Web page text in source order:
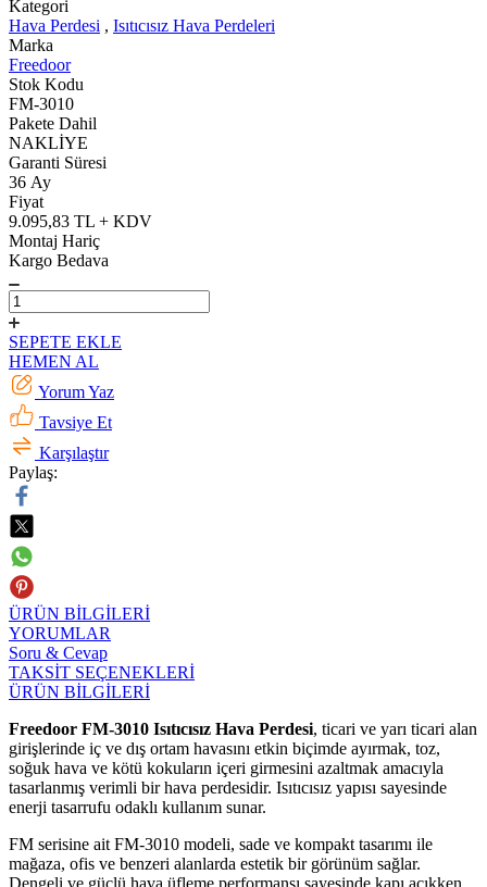
Kategori
Hava Perdesi , Isıtıcısız Hava Perdeleri
Marka
Freedoor
Stok Kodu
FM-3010
Pakete Dahil
NAKLİYE
Garanti Süresi
36 Ay
Fiyat
9.095,83 TL + KDV
Montaj Hariç
Kargo Bedava
SEPETE EKLE
HEMEN AL
Yorum Yaz
Tavsiye Et
Karşılaştır
Paylaş:
ÜRÜN BİLGİLERİ
YORUMLAR
Soru & Cevap
TAKSİT SEÇENEKLERİ
ÜRÜN BİLGİLERİ
Freedoor FM-3010 Isıtıcısız Hava Perdesi, ticari ve yarı ticari alan
girişlerinde iç ve dış ortam havasını etkin biçimde ayırmak, toz,
soğuk hava ve kötü kokuların içeri girmesini azaltmak amacıyla
tasarlanmış verimli bir hava perdesidir. Isıtıcısız yapısı sayesinde
enerji tasarrufu odaklı kullanım sunar.
FM serisine ait FM-3010 modeli, sade ve kompakt tasarımı ile
mağaza, ofis ve benzeri alanlarda estetik bir görünüm sağlar.
Dengeli ve güçlü hava üfleme performansı sayesinde kapı açıkken